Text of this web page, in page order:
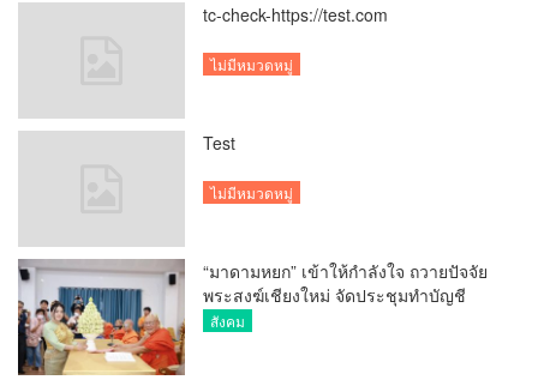
tc-check-https://test.com
ไม่มีหมวดหมู่
Test
ไม่มีหมวดหมู่
“มาดามหยก” เข้าให้กำลังใจ ถวายปัจจัย
พระสงฆ์เชียงใหม่ จัดประชุมทำบัญชี
รายรับรายจ่ายของวัด กว่า 300 รูป ที่วัด
สังคม